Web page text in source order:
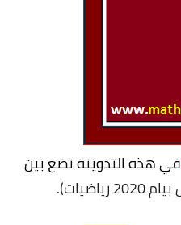
في هذه التدوينة نضع بين